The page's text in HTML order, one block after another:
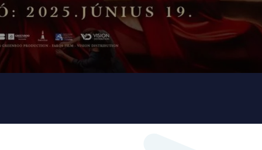
KARRIER